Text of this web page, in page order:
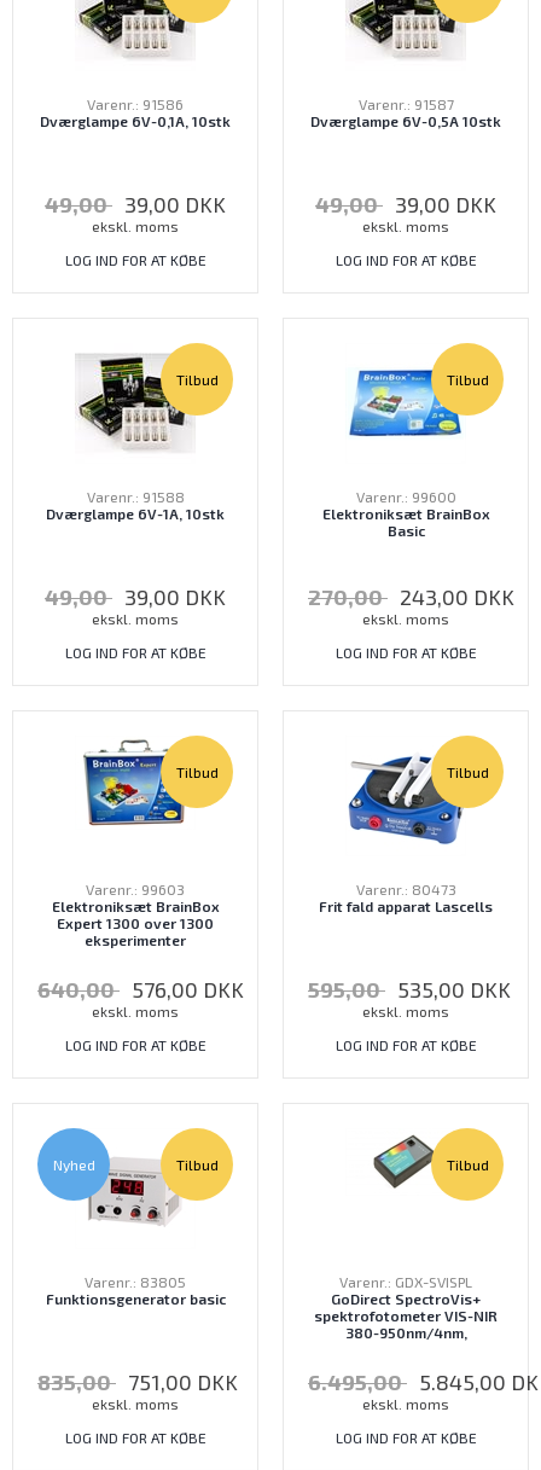
Varenr.: 91586
Dværglampe 6V-0,1A, 10stk
49,00 39,00 DKK
ekskl. moms
LOG IND FOR AT KØBE
Varenr.: 91587
Dværglampe 6V-0,5A 10stk
49,00 39,00 DKK
ekskl. moms
LOG IND FOR AT KØBE
Tilbud
Varenr.: 91588
Dværglampe 6V-1A, 10stk
49,00 39,00 DKK
ekskl. moms
LOG IND FOR AT KØBE
Tilbud
Varenr.: 99600
Elektroniksæt BrainBox
Basic
270,00 243,00 DKK
ekskl. moms
LOG IND FOR AT KØBE
Tilbud
Varenr.: 99603
Elektroniksæt BrainBox
Expert 1300 over 1300
eksperimenter
640,00 576,00 DKK
ekskl. moms
LOG IND FOR AT KØBE
Tilbud
Varenr.: 80473
Frit fald apparat Lascells
595,00 535,00 DKK
ekskl. moms
LOG IND FOR AT KØBE
Tilbud
Nyhed
Varenr.: 83805
Funktionsgenerator basic
835,00 751,00 DKK
ekskl. moms
LOG IND FOR AT KØBE
Tilbud
Varenr.: GDX-SVISPL
GoDirect SpectroVis+
spektrofotometer VIS-NIR
380-950nm/4nm,
6.495,00 5.845,00
ekskl. moms
LOG IND FOR AT KØBE